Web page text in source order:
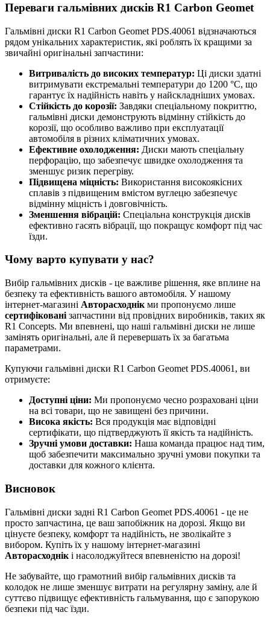
Переваги гальмівних дисків R1 Carbon Geomet
Гальмівні диски R1 Carbon Geomet PDS.40061 відзначаються
рядом унікальних характеристик, які роблять їх кращими за
звичайні оригінальні запчастини:
Витривалість до високих температур: Ці диски здатні
витримувати екстремальні температури до 1200 °C, що
гарантує їх надійність навіть у найскладніших умовах.
Стійкість до корозії: Завдяки спеціальному покриттю,
гальмівні диски демонструють відмінну стійкість до
корозії, що особливо важливо при експлуатації
автомобіля в різних кліматичних умовах.
Ефективне охолодження: Диски мають спеціальну
перфорацію, що забезпечує швидке охолодження та
зменшує ризик перегріву.
Підвищена міцність: Використання високоякісних
сплавів з підвищеним вмістом вуглецю забезпечує
відмінну міцність і довговічність.
Зменшення вібрацій: Спеціальна конструкція дисків
ефективно гасять вібрації, що покращує комфорт під час
їзди.
Чому варто купувати у нас?
Вибір гальмівних дисків - це важливе рішення, яке вплине на
безпеку та ефективність вашого автомобіля. У нашому
інтернет-магазині Авторасходнік ми пропонуємо лише
сертифіковані запчастини від провідних виробників, таких як
R1 Concepts. Ми впевнені, що наші гальмівні диски не лише
замінять оригінальні, але й перевершать їх за багатьма
параметрами.
Купуючи гальмівні диски R1 Carbon Geomet PDS.40061, ви
отримуєте:
Доступні ціни: Ми пропонуємо чесно розраховані ціни
на всі товари, що не завищені без причини.
Висока якість: Вся продукція має відповідні
сертифікати, що підтверджують її якість та надійність.
Зручні умови доставки: Наша команда працює над тим,
щоб забезпечити максимально зручні умови покупки та
доставки для кожного клієнта.
Висновок
Гальмівні диски задні R1 Carbon Geomet PDS.40061 - це не
просто запчастина, це ваш запобіжник на дорозі. Якщо ви
цінуєте безпеку, комфорт та надійність, не зволікайте з
вибором. Купіть їх у нашому інтернет-магазині
Авторасходнік і насолоджуйтеся впевненістю на дорозі!
Не забувайте, що грамотний вибір гальмівних дисків та
колодок не лише зменшує витрати на регулярну заміну, але й
суттєво підвищує ефективність гальмування, що є запорукою
безпеки під час їзди.